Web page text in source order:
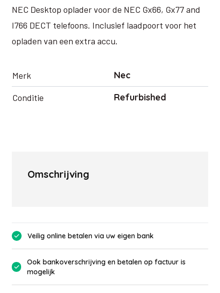
NEC Desktop oplader voor de NEC Gx66, Gx77 and
I766 DECT telefoons. Inclusief laadpoort voor het
opladen van een extra accu.
Merk Nec
Conditie Refurbished
Omschrijving
Veilig online betalen via uw eigen bank
Ook bankoverschrijving en betalen op factuur is
mogelijk